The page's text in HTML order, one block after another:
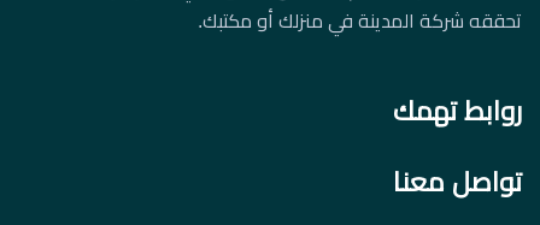
تحققه شركة المدينة في منزلك أو مكتبك.
روابط تهمك
تواصل معنا